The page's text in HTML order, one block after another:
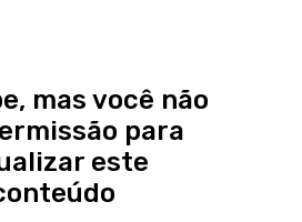
mas você não
para
este